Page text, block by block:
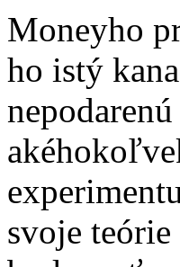
Moneyho
ho istý
svoje